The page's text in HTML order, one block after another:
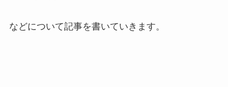
などについて記事を書いていきます。